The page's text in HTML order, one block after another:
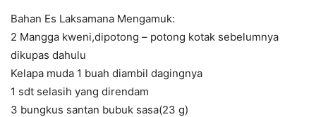
Bahan Es Laksamana Mengamuk:
2 Mangga kweni,dipotong – potong kotak sebelumnya
dikupas dahulu
Kelapa muda 1 buah diambil dagingnya
1 sdt selasih yang direndam
3 bungkus santan bubuk sasa(23 g)